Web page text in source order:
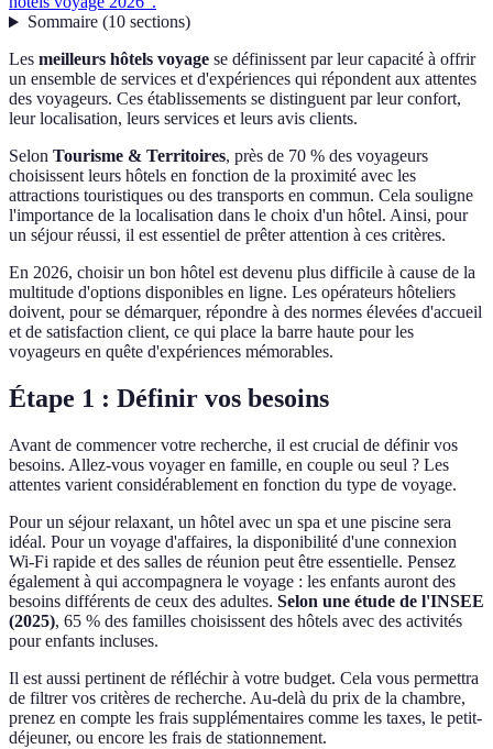
Sommaire(10 sections)
Les meilleurs hôtels voyage se définissent par leur capacité à offrir
un ensemble de services et d'expériences qui répondent aux attentes
des voyageurs. Ces établissements se distinguent par leur confort,
leur localisation, leurs services et leurs avis clients.
Selon Tourisme & Territoires, près de 70 % des voyageurs
choisissent leurs hôtels en fonction de la proximité avec les
attractions touristiques ou des transports en commun. Cela souligne
l'importance de la localisation dans le choix d'un hôtel. Ainsi, pour
un séjour réussi, il est essentiel de prêter attention à ces critères.
En 2026, choisir un bon hôtel est devenu plus difficile à cause de la
multitude d'options disponibles en ligne. Les opérateurs hôteliers
doivent, pour se démarquer, répondre à des normes élevées d'accueil
et de satisfaction client, ce qui place la barre haute pour les
voyageurs en quête d'expériences mémorables.
Étape 1 : Définir vos besoins
Avant de commencer votre recherche, il est crucial de définir vos
besoins. Allez-vous voyager en famille, en couple ou seul ? Les
attentes varient considérablement en fonction du type de voyage.
Pour un séjour relaxant, un hôtel avec un spa et une piscine sera
idéal. Pour un voyage d'affaires, la disponibilité d'une connexion
Wi-Fi rapide et des salles de réunion peut être essentielle. Pensez
également à qui accompagnera le voyage : les enfants auront des
besoins différents de ceux des adultes. Selon une étude de l'INSEE
(2025), 65 % des familles choisissent des hôtels avec des activités
pour enfants incluses.
Il est aussi pertinent de réfléchir à votre budget. Cela vous permettra
de filtrer vos critères de recherche. Au-delà du prix de la chambre,
prenez en compte les frais supplémentaires comme les taxes, le petit-
déjeuner, ou encore les frais de stationnement.